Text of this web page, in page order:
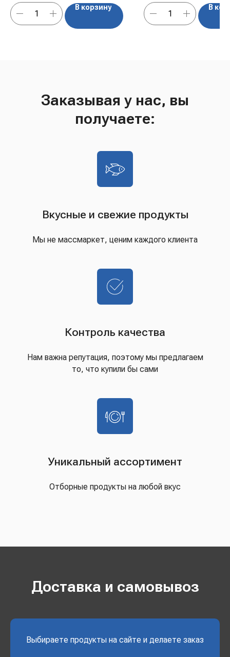
В корзину В
Заказывая у нас, вы
получаете:
Вкусные и свежие продукты
Мы не массмаркет, ценим каждого клиента
Контроль качества
Нам важна репутация, поэтому мы предлагаем
то, что купили бы сами
Уникальный ассортимент
Отборные продукты на любой вкус
Доставка и самовывоз
Выбираете продукты на сайте и делаете заказ